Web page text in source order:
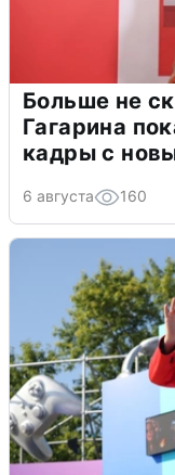
Больше не
Гагарина
кадры с
6 августа 160